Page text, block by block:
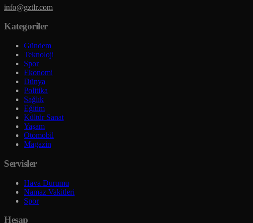
info@gztlr.com
Kategoriler
Gündem
Teknoloji
Spor
Ekonomi
Dünya
Politika
Sağlık
Eğitim
Kültür Sanat
Yaşam
Otomobil
Magazin
Servisler
Hava Durumu
Namaz Vakitleri
Spor
Hesap